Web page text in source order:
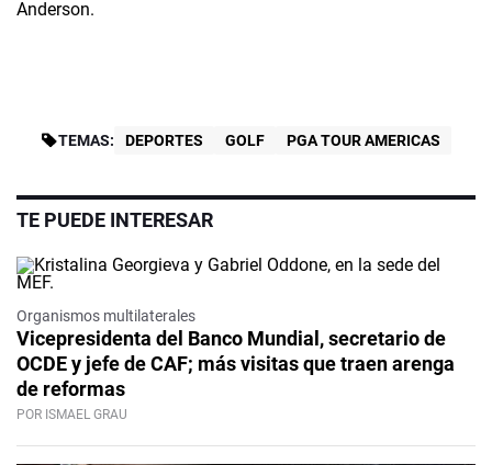
Anderson.
TEMAS: DEPORTES GOLF PGA TOUR AMERICAS
TE PUEDE INTERESAR
Organismos multilaterales
Vicepresidenta del Banco Mundial, secretario de
OCDE y jefe de CAF; más visitas que traen arenga
de reformas
POR ISMAEL GRAU